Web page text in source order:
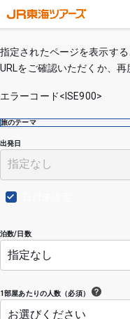
指定されたページを表示する
URLをご確認いただくか、再
エラーコード<ISE900>
出発日
泊数/日数
1部屋あたりの人数（必須）
旅のテーマ